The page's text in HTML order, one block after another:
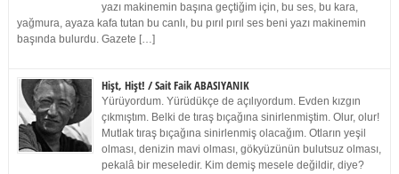
yazı makinemin başına geçtiğim için, bu ses, bu kara,
yağmura, ayaza kafa tutan bu canlı, bu pırıl pırıl ses beni yazı makinemin
başında bulurdu. Gazete […]
Hişt, Hişt! / Sait Faik ABASIYANIK
Yürüyordum. Yürüdükçe de açılıyordum. Evden kızgın
çıkmıştım. Belki de tıraş bıçağına sinirlenmiştim. Olur, olur!
Mutlak tıraş bıçağına sinirlenmiş olacağım. Otların yeşil
olması, denizin mavi olması, gökyüzünün bulutsuz olması,
pekalâ bir meseledir. Kim demiş mesele değildir, diye?